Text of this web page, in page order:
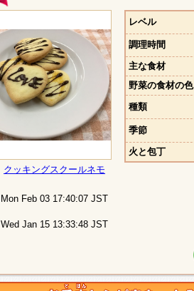
クッキングスクールネモ
Mon Feb 03 17:40:07 JST
Wed Jan 15 13:33:48 JST
レベル
調理時間
主な食材
野菜の食材の色
種類
季節
火と包丁